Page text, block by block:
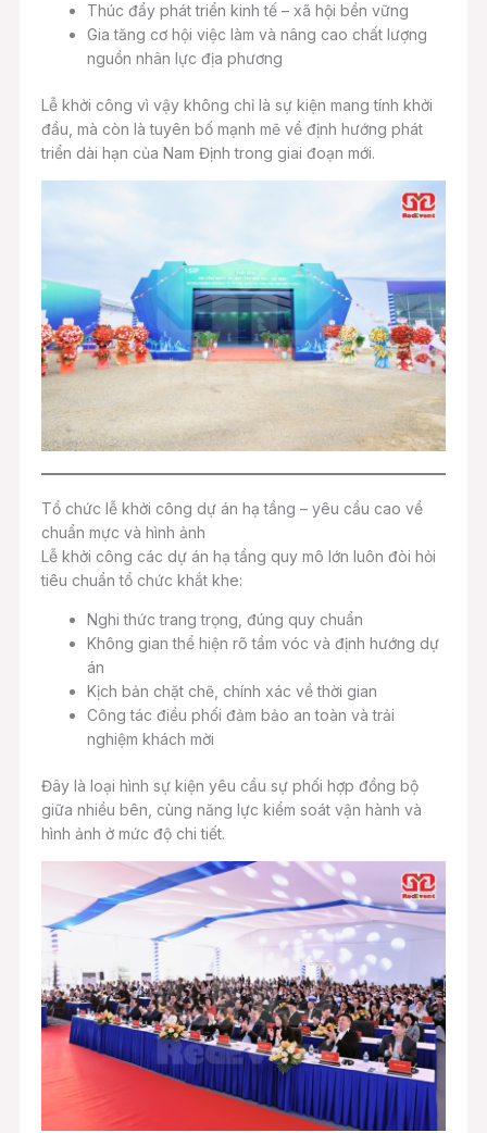
Thúc đẩy phát triển kinh tế – xã hội bền vững
Gia tăng cơ hội việc làm và nâng cao chất lượng
nguồn nhân lực địa phương
Lễ khởi công vì vậy không chỉ là sự kiện mang tính khởi
đầu, mà còn là tuyên bố mạnh mẽ về định hướng phát
triển dài hạn của Nam Định trong giai đoạn mới.
Tổ chức lễ khởi công dự án hạ tầng – yêu cầu cao về
chuẩn mực và hình ảnh
Lễ khởi công các dự án hạ tầng quy mô lớn luôn đòi hỏi
tiêu chuẩn tổ chức khắt khe:
Nghi thức trang trọng, đúng quy chuẩn
Không gian thể hiện rõ tầm vóc và định hướng dự
án
Kịch bản chặt chẽ, chính xác về thời gian
Công tác điều phối đảm bảo an toàn và trải
nghiệm khách mời
Đây là loại hình sự kiện yêu cầu sự phối hợp đồng bộ
giữa nhiều bên, cùng năng lực kiểm soát vận hành và
hình ảnh ở mức độ chi tiết.